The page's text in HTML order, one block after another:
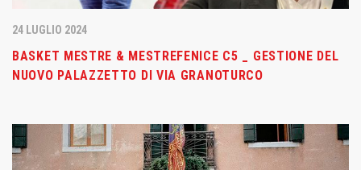
24 LUGLIO 2024
BASKET MESTRE & MESTREFENICE C5 _ GESTIONE DEL
NUOVO PALAZZETTO DI VIA GRANOTURCO